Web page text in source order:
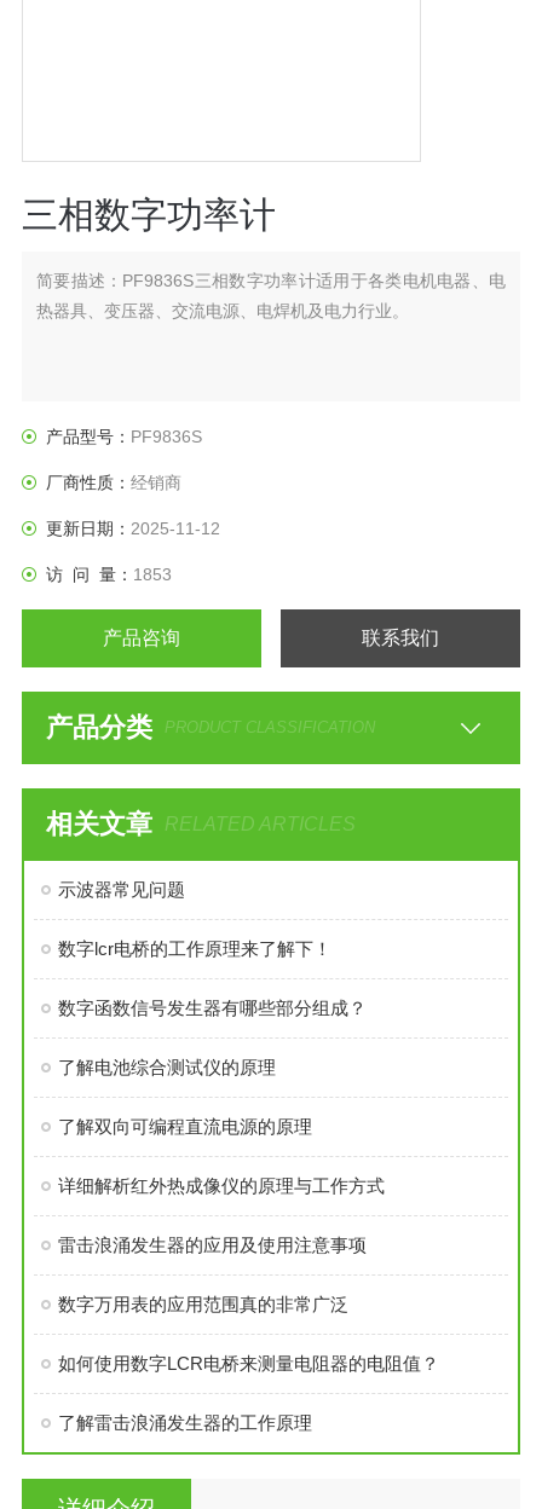
三相数字功率计
简要描述： PF9836S三相数字功率计适用于各类电机电器、电
热器具、变压器、交流电源、电焊机及电力行业。
产品型号： PF9836S
厂商性质： 经销商
更新日期： 2025-11-12
访 问 量： 1853
产品咨询 联系我们
产品分类 PRODUCT CLASSIFICATION
相关文章 RELATED ARTICLES
示波器常见问题
数字lcr电桥的工作原理来了解下！
数字函数信号发生器有哪些部分组成？
了解电池综合测试仪的原理
了解双向可编程直流电源的原理
详细解析红外热成像仪的原理与工作方式
雷击浪涌发生器的应用及使用注意事项
数字万用表的应用范围真的非常广泛
如何使用数字LCR电桥来测量电阻器的电阻值？
了解雷击浪涌发生器的工作原理